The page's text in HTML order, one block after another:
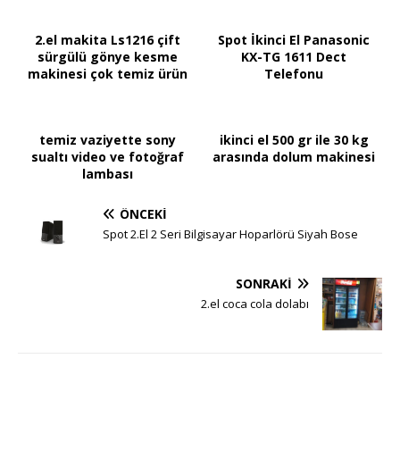
2.el makita Ls1216 çift
sürgülü gönye kesme
makinesi çok temiz ürün
Spot İkinci El Panasonic
KX-TG 1611 Dect
Telefonu
temiz vaziyette sony
sualtı video ve fotoğraf
lambası
ikinci el 500 gr ile 30 kg
arasında dolum makinesi
ÖNCEKI
Spot 2.El 2 Seri Bilgisayar Hoparlörü Siyah Bose
SONRAKI
2.el coca cola dolabı